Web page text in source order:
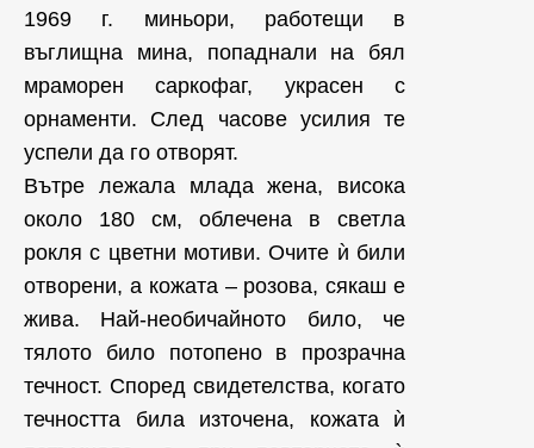
1969 г. миньори, работещи в
въглищна мина, попаднали на бял
мраморен саркофаг, украсен с
орнаменти. След часове усилия те
успели да го отворят.
Вътре лежала млада жена, висока
около 180 см, облечена в светла
рокля с цветни мотиви. Очите ѝ били
отворени, а кожата – розова, сякаш е
жива. Най-необичайното било, че
тялото било потопено в прозрачна
течност. Според свидетелства, когато
течността била източена, кожата ѝ